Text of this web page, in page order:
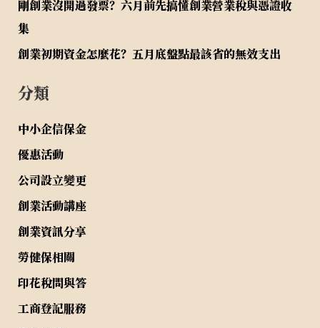
剛創業沒開過發票？六月前先搞懂創業營業稅與憑證收
集
創業初期資金怎麼花？五月底盤點最該省的無效支出
分類
中小企信保金
優惠活動
公司設立變更
創業活動講座
創業資訊分享
勞健保相關
印花稅問與答
工商登記服務